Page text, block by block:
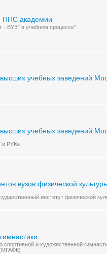
ППС академии
- ВУЗ" в учебном процессе"
учебных заведений
учебных заведений
и РУКа
вузов физической
институт физической
и художественной